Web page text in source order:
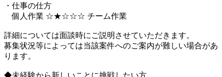
・仕事の仕方
個人作業 ☆★☆☆☆ チーム作業
詳細については面談時にご説明させていただきます。
募集状況等によっては当該案件へのご案内が難しい場合があ
ります。
◆未経験から新しいことに挑戦したい方